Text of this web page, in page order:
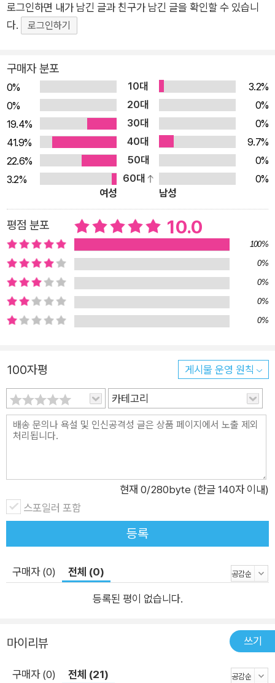
채감으로 독자의 시선을 사로잡는다. 아무 일 없이 집 안에만 있
는 것에 싫증이 난 앨리스는 호기심에 펼쳐 든 책 속의 그림 안으
서 낙타를 타고, 물고기들과 바닷속을 헤엄치고, 우주를 둥둥 떠
다니는 등 경이로운 모험을 경험한다. 다채로운 풍경을 생생하게
전달하는 두 작가의 풍부한 표현력은 오랫동안 책 속의 장소에 머
물고 싶도록 만든다. 커다란 책 속으로 들어서는 앨리스의 모습과
그 뒤를 따르는 토끼를 보면 자연스럽게 『이상한 나라의 앨리스』
가 떠오른다. 현실 속의 책, 책 속의 책, 책 속의 현실을 넘나드는
『책 속으로 들어간 날』의 내용 구성 역시 현실 속의 질서를 뒤집
어 놓은 『이상한 나라의 앨리스』와 닮아 있다. 두 이야기의 가장
큰 차이점은 앨리스가 여행을 시작하는 방식에 있다. 토끼를 좇다
이상한 나라로 향하는 우물에 빠져버리는 것이 아니라, 앨리스가
직접 내딛은 발걸음으로부터 여행을 시작하는 『책 속으로 들어간
날』은 호기심과 탐구심을 지닌 아이를 능동적인 탐험가로 여기며
격려한다. 『책 속으로 들어간 날』은 아이들에게 책 읽는 즐거움을
알리며 책 속으로의 여행을 기대하게 해줄 것이다. ▶무료한 하
루, 책 속으로 껑충! 뛰어들어 보자 -지루한 일상을 바꾸는 아주
림 등은 앨리스가 책 속에서 만난 동식물과 자연을 절로 떠올리게
한다. 책의 첫 장에 등장했다가 마지막 장에서야 다시 볼 수 있는
고양이는 앨리스와 대조되는 표정으로 재미를 더한다. 앨리스 곁
의 토끼가 어디로 향하는지 살펴보는 것도 책을 읽는 즐거움이 된
다. 이처럼 그레이스 린은 그림 속에 다양한 정보를 담아 독자가
록 안내한다. 그래서 『책 속으로 들어간 날』은 몇 번이고 다시 읽
고 싶은 그림책이 된다. 모든 여행에는 우여곡절이 있듯 앨리스도
자꾸만 예상하지 못한 상황에 맞닥뜨린다. 열대 우림에서는 갑작
스러운 비가 쏟아지고, 사막에서는 모래바람이 일고, 바다에서는
해초에 뒤엉킨다. 너무 축축하지 않고, 너무 메마르지 않으며, 너
무 붐비지 않고, 너무 외롭지 않은 곳을 찾아 앨리스가 다다른 곳
은 바로 가족이 있는 ‘우리 집’이다. 이러한 일련의 과정을 통해
독자는 책 속 여행의 설렘과 집이라는 장소의 안락함을 함께 느낄
나 우리에게 다양한 영감을 준다. 아니, 독서는 우리에게 현실에
『책 속으로 들어간 날』의 앨리스가 체험한 것처럼 말이다. 『책 속
로그인하면 내가 남긴 글과 친구가 남긴 글을 확인할 수 있습니
다.
로그인하기
구매자 분포
0% 10대
3.2%
0%
20대
0%
19.4%
30대
0%
41.9%
40대
9.7%
22.6%
50대
0%
3.2%
60대
0%
여성
남성
평점 분포 10.0
100%
0%
0%
0%
0%
100자평 게시물 운영 원칙
카테고리
현재 0/280byte (한글 140자 이내)
스포일러 포함
등록
구매자 (0) 전체 (0)
등록된 평이 없습니다.
마이리뷰 쓰기
구매자 (0) 전체 (21)